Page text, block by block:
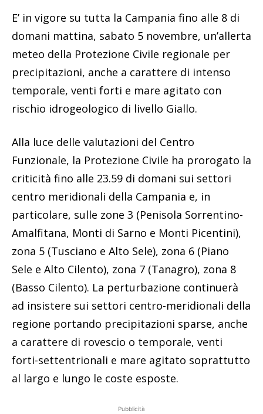
E’ in vigore su tutta la Campania fino alle 8 di
domani mattina, sabato 5 novembre, un’allerta
meteo della Protezione Civile regionale per
precipitazioni, anche a carattere di intenso
temporale, venti forti e mare agitato con
rischio idrogeologico di livello Giallo.
Alla luce delle valutazioni del Centro
Funzionale, la Protezione Civile ha prorogato la
criticità fino alle 23.59 di domani sui settori
centro meridionali della Campania e, in
particolare, sulle zone 3 (Penisola Sorrentino-
Amalfitana, Monti di Sarno e Monti Picentini),
zona 5 (Tusciano e Alto Sele), zona 6 (Piano
Sele e Alto Cilento), zona 7 (Tanagro), zona 8
(Basso Cilento). La perturbazione continuerà
ad insistere sui settori centro-meridionali della
regione portando precipitazioni sparse, anche
a carattere di rovescio o temporale, venti
forti-settentrionali e mare agitato soprattutto
al largo e lungo le coste esposte.
Pubblicità